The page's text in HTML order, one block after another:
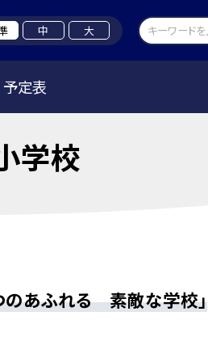
中 大
予定表
学校
あふれる 素敵な学校」